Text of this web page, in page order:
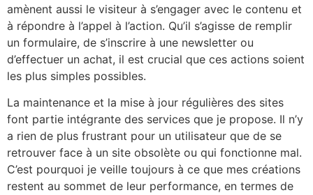
amènent aussi le visiteur à s’engager avec le contenu et
à répondre à l’appel à l’action. Qu’il s’agisse de remplir
un formulaire, de s’inscrire à une newsletter ou
d’effectuer un achat, il est crucial que ces actions soient
les plus simples possibles.
La maintenance et la mise à jour régulières des sites
font partie intégrante des services que je propose. Il n’y
a rien de plus frustrant pour un utilisateur que de se
retrouver face à un site obsolète ou qui fonctionne mal.
C’est pourquoi je veille toujours à ce que mes créations
restent au sommet de leur performance, en termes de